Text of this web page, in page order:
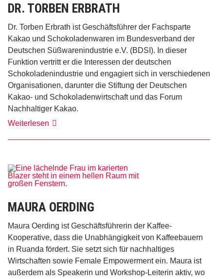
DR. TORBEN ERBRATH
Dr. Torben Erbrath ist Geschäftsführer der Fachsparte
Kakao und Schokoladenwaren im Bundesverband der
Deutschen Süßwarenindustrie e.V. (BDSI). In dieser
Funktion vertritt er die Interessen der deutschen
Schokoladenindustrie und engagiert sich in verschiedenen
Organisationen, darunter die Stiftung der Deutschen
Kakao- und Schokoladenwirtschaft und das Forum
Nachhaltiger Kakao.
Weiterlesen Dr.
Erbrath
MAURA OERDING
Maura Oerding ist Geschäftsführerin der Kaffee-
Kooperative, dass die Unabhängigkeit von Kaffeebauern
in Ruanda fördert. Sie setzt sich für nachhaltiges
Wirtschaften sowie Female Empowerment ein. Maura ist
außerdem als Speakerin und Workshop-Leiterin aktiv, wo